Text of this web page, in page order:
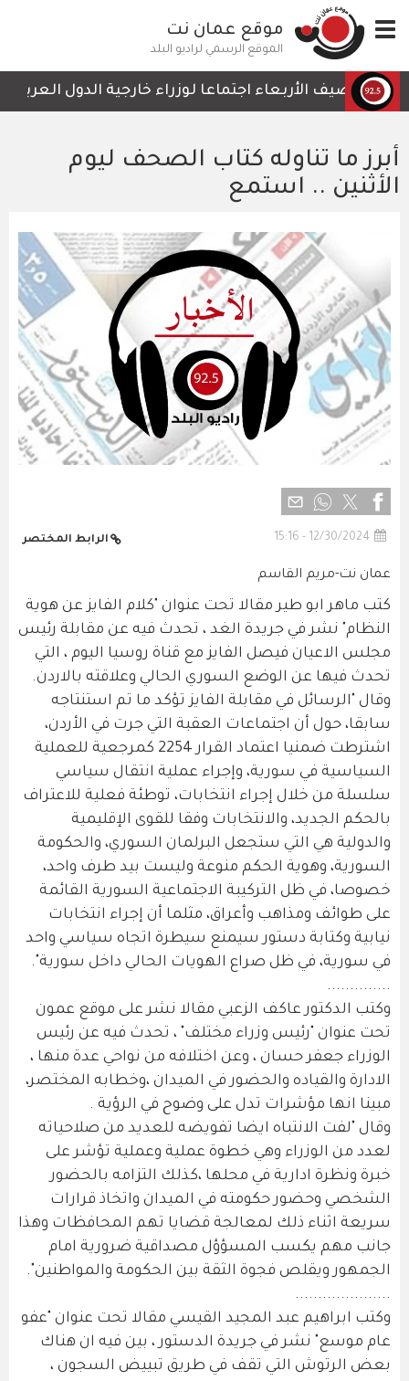
إلى
المحتوى
الرئيسي
Toggle
navigation
موقع عمان نت
الموقع الرسمي لراديو البلد
يستضيف الأربعاء اجتماعا لوزراء خارجية الدول العربية
أبرز ما تناوله كتاب الصحف ليوم
الأثنين .. استمع
12/30/2024 - 15:16 الرابط المختصر
عمان نت-مريم القاسم
كتب ماهر ابو طير مقالا تحت عنوان "كلام الفايز عن هوية
النظام" نشر في جريدة الغد ، تحدث فيه عن مقابلة رئيس
مجلس الاعيان فيصل الفايز مع قناة روسيا اليوم ، التي
تحدث فيها عن الوضع السوري الحالي وعلاقته بالاردن.
وقال "الرسائل في مقابلة الفايز تؤكد ما تم استنتاجه
سابقا، حول أن اجتماعات العقبة التي جرت في الأردن،
اشترطت ضمنيا اعتماد القرار 2254 كمرجعية للعملية
السياسية في سورية، وإجراء عملية انتقال سياسي
سلسلة من خلال إجراء انتخابات، توطئة فعلية للاعتراف
بالحكم الجديد، والانتخابات وفقا للقوى الإقليمية
والدولية هي التي ستجعل البرلمان السوري، والحكومة
السورية، وهوية الحكم منوعة وليست بيد طرف واحد،
خصوصا، في ظل التركيبة الاجتماعية السورية القائمة
على طوائف ومذاهب وأعراق، مثلما أن إجراء انتخابات
نيابية وكتابة دستور سيمنع سيطرة اتجاه سياسي واحد
في سورية، في ظل صراع الهويات الحالي داخل سورية".
..............
وكتب الدكتور عاكف الزعبي مقالا نشر على موقع عمون
تحت عنوان "رئيس وزراء مختلف" ، تحدث فيه عن رئيس
الوزراء جعفر حسان ، وعن اختلافه من نواحي عدة منها ،
الادارة والقياده والحضور في الميدان ،وخطابه المختصر،
مبينا انها مؤشرات تدل على وضوح في الرؤية .
وقال "لفت الانتباه ايضا تفويضه للعديد من صلاحياته
لعدد من الوزراء وهي خطوة عملية وعملية تؤشر على
خبرة ونظرة ادارية في محلها ،كذلك التزامه بالحضور
الشخصي وحضور حكومته في الميدان واتخاذ قرارات
سريعة اثناء ذلك لمعالجة قضايا تهم المحافظات وهذا
جانب مهم يكسب المسؤؤل مصداقية ضرورية امام
الجمهور ويقلص فجوة الثقة بين الحكومة والمواطنين".
.....................
وكتب ابراهيم عبد المجيد القيسي مقالا تحت عنوان "عفو
عام موسع" نشر في جريدة الدستور ، بين فيه ان هناك
بعض الرتوش التي تقف في طريق تبييض السجون ،